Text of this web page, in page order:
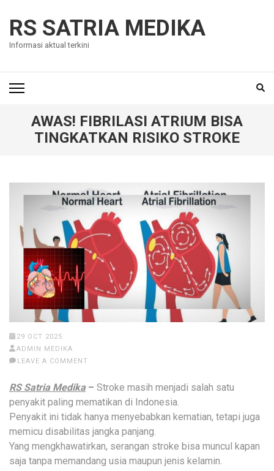
content
(Press
RS SATRIA MEDIKA
Informasi aktual terkini
AWAS! FIBRILASI ATRIUM BISA
TINGKATKAN RISIKO STROKE
29 OCT 2025
ADMIN MEDIKA
LEAVE A COMMENT
RS Satria Medika – Stroke masih menjadi salah satu
penyakit paling mematikan di Indonesia.
Penyakit ini tidak hanya menyebabkan kematian, tetapi juga
memicu disabilitas jangka panjang.
Yang mengkhawatirkan, serangan stroke bisa muncul kapan
saja tanpa memandang usia maupun jenis kelamin.